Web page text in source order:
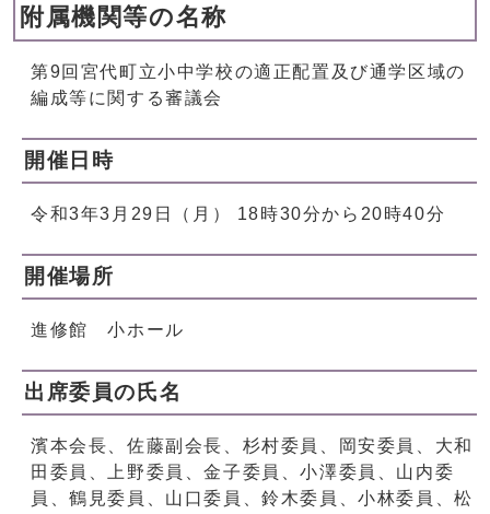
附属機関等の名称
第9回宮代町立小中学校の適正配置及び通学区域の
編成等に関する審議会
開催日時
令和3年3月29日（月） 18時30分から20時40分
開催場所
進修館 小ホール
出席委員の氏名
濱本会長、佐藤副会長、杉村委員、岡安委員、大和
田委員、上野委員、金子委員、小澤委員、山内委
員、鶴見委員、山口委員、鈴木委員、小林委員、松